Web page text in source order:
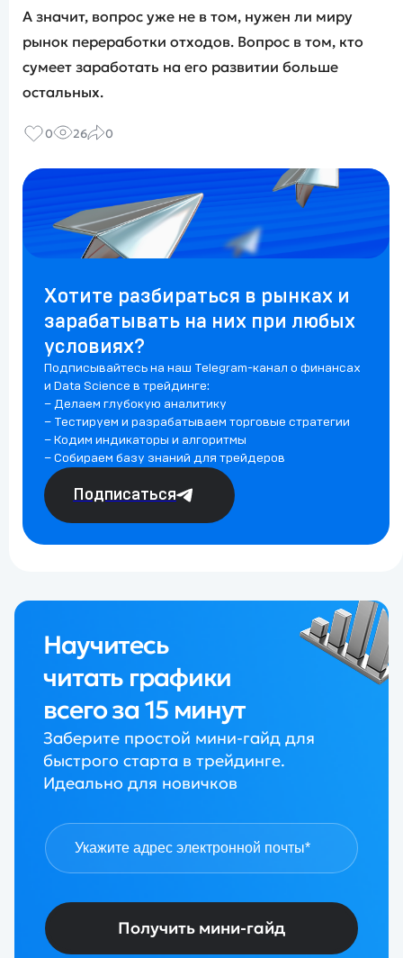
А значит, вопрос уже не в том, нужен ли миру
рынок переработки отходов. Вопрос в том, кто
сумеет заработать на его развитии больше
остальных.
0 26 0
Хотите разбираться в рынках и
зарабатывать на них при любых
условиях?
Подписывайтесь на наш Telegram-канал о финансах
и Data Science в трейдинге:
– Делаем глубокую аналитику
– Тестируем и разрабатываем торговые стратегии
– Кодим индикаторы и алгоритмы
– Собираем базу знаний для трейдеров
Подписаться
Научитесь
читать графики
всего за 15 минут
Заберите простой мини-гайд для
быстрого старта в трейдинге.
Идеально для новичков
Получить мини-гайд